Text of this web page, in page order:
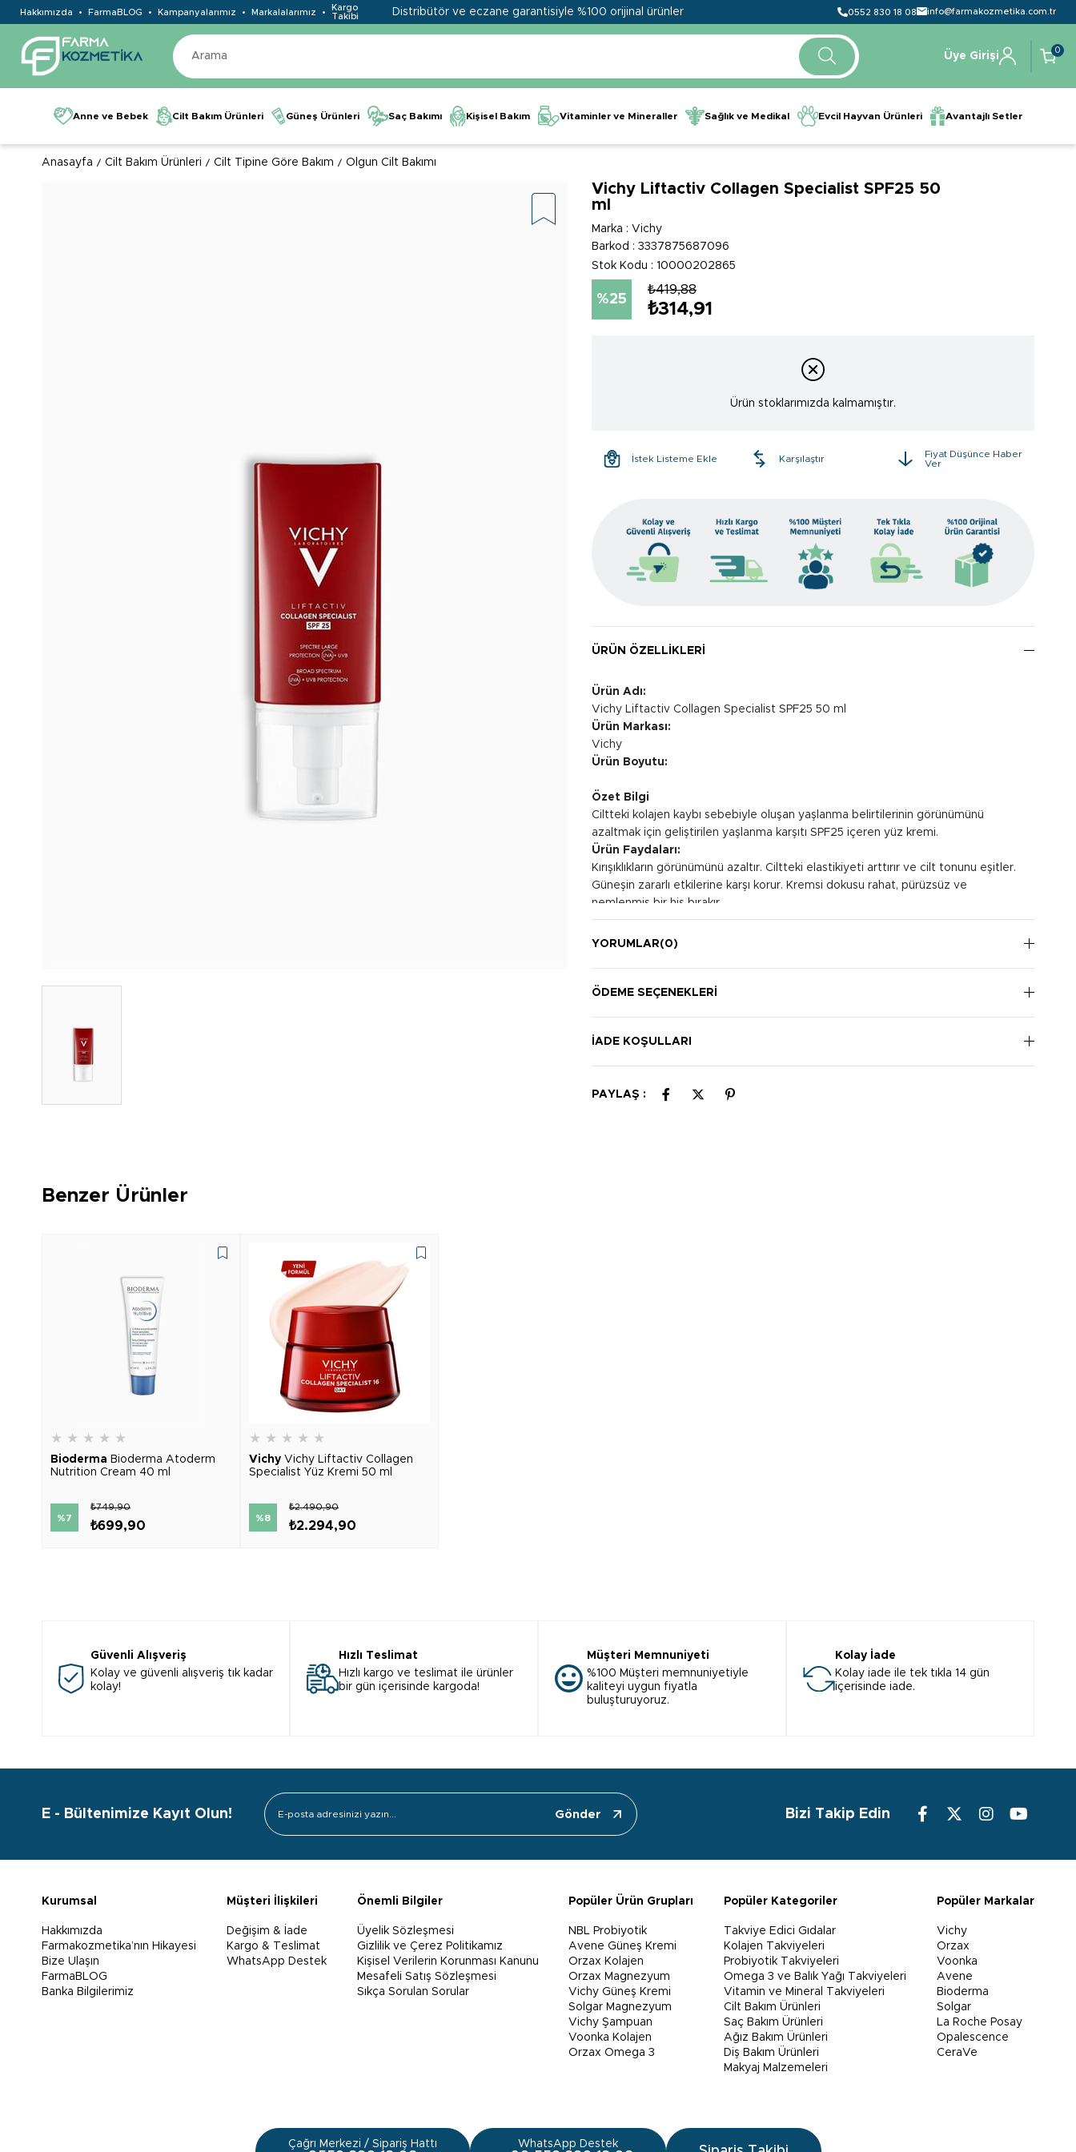
Hakkımızda FarmaBLOG Kampanyalarımız Markalalarımız
Kargo
Takibi
Distribütör ve eczane garantisiyle %100 orijinal ürünler 0552 830 18 08 info@farmakozmetika.com.tr
Üye Girişi
0
Anne ve Bebek Cilt Bakım Ürünleri Güneş Ürünleri Saç Bakımı Kişisel Bakım Vitaminler ve Mineraller Sağlık ve Medikal Evcil Hayvan Ürünleri Avantajlı Setler
Anasayfa Cilt Bakım Ürünleri Cilt Tipine Göre Bakım Olgun Cilt Bakımı
Vichy Liftactiv Collagen Specialist SPF25 50
ml
Marka : Vichy
Barkod : 3337875687096
Stok Kodu
10000202865
25
₺419,88
₺314,91
Ürün stoklarımızda kalmamıştır.
İstek Listeme Ekle Karşılaştır
Fiyat Düşünce Haber
Ver
ÜRÜN ÖZELLIKLERI
Ürün Adı:
Vichy Liftactiv Collagen Specialist SPF25 50 ml
Ürün Markası:
Vichy
Ürün Boyutu:
Özet Bilgi
Ciltteki kolajen kaybı sebebiyle oluşan yaşlanma belirtilerinin görünümünü
azaltmak için geliştirilen yaşlanma karşıtı SPF25 içeren yüz kremi.
Ürün Faydaları:
Kırışıklıkların görünümünü azaltır. Ciltteki elastikiyeti arttırır ve cilt tonunu eşitler.
Güneşin zararlı etkilerine karşı korur. Kremsi dokusu rahat, pürüzsüz ve
nemlenmiş bir his bırakır.
Kullanım Şekli:
Her sabah kuru cilde tek başına uygulayın. Göz çevresi ile temasından kaçının.
YORUMLAR(0)
ÖDEME SEÇENEKLERI
İADE KOŞULLARI
PAYLAŞ :
Benzer Ürünler
★ ★ ★ ★ ★
Bioderma Bioderma Atoderm
Nutrition Cream 40 ml
%7
₺699,90
₺749,90
★ ★ ★ ★ ★
Vichy Vichy Liftactiv Collagen
Specialist Yüz Kremi 50 ml
%8
₺2.294,90
₺2.490,90
Güvenli Alışveriş
Kolay ve güvenli alışveriş tık kadar
kolay!
Hızlı Teslimat
Hızlı kargo ve teslimat ile ürünler
bir gün içerisinde kargoda!
Müşteri Memnuniyeti
%100 Müşteri memnuniyetiyle
kaliteyi uygun fiyatla
buluşturuyoruz.
Kolay İade
Kolay iade ile tek tıkla 14 gün
içerisinde iade.
E - Bültenimize Kayıt Olun! Gönder Bizi Takip Edin
Kurumsal
Hakkımızda
Farmakozmetika’nın Hikayesi
Bize Ulaşın
FarmaBLOG
Banka Bilgilerimiz
Müşteri İlişkileri
Değişim & İade
Kargo & Teslimat
WhatsApp Destek
Önemli Bilgiler
Üyelik Sözleşmesi
Gizlilik ve Çerez Politikamız
Kişisel Verilerin Korunması Kanunu
Mesafeli Satış Sözleşmesi
Sıkça Sorulan Sorular
Popüler Ürün Grupları
NBL Probiyotik
Avene Güneş Kremi
Orzax Kolajen
Orzax Magnezyum
Vichy Güneş Kremi
Solgar Magnezyum
Vichy Şampuan
Voonka Kolajen
Orzax Omega 3
Popüler Kategoriler
Takviye Edici Gıdalar
Kolajen Takviyeleri
Probiyotik Takviyeleri
Omega 3 ve Balık Yağı Takviyeleri
Vitamin ve Mineral Takviyeleri
Cilt Bakım Ürünleri
Saç Bakım Ürünleri
Ağız Bakım Ürünleri
Diş Bakım Ürünleri
Makyaj Malzemeleri
Popüler Markalar
Vichy
Orzax
Voonka
Avene
Bioderma
Solgar
La Roche Posay
Opalescence
CeraVe
Çağrı Merkezi / Sipariş Hattı WhatsApp Destek